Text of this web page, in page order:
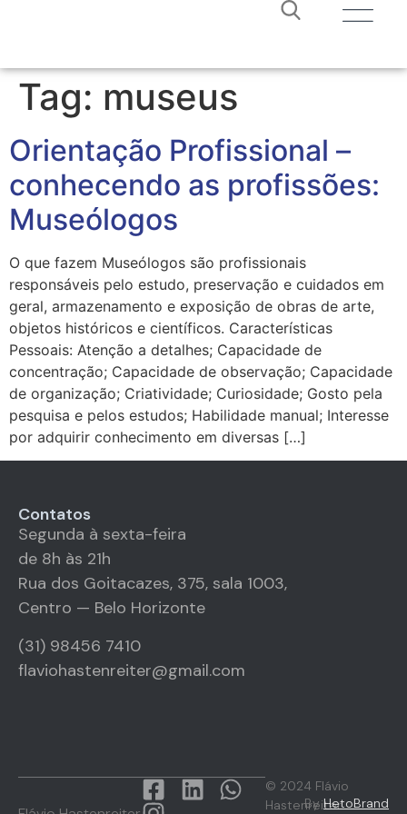
Tag: museus
Orientação Profissional –
conhecendo as profissões:
Museólogos
O que fazem Museólogos são profissionais
responsáveis pelo estudo, preservação e cuidados em
geral, armazenamento e exposição de obras de arte,
objetos históricos e científicos. Características
Pessoais: Atenção a detalhes; Capacidade de
concentração; Capacidade de observação; Capacidade
de organização; Criatividade; Curiosidade; Gosto pela
pesquisa e pelos estudos; Habilidade manual; Interesse
por adquirir conhecimento em diversas […]
Contatos
Segunda à sexta-feira
de 8h às 21h
Rua dos Goitacazes, 375, sala 1003,
Centro — Belo Horizonte
(31) 98456 7410
flaviohastenreiter@gmail.com
© 2024 Flávio
Hastenreiter
ByHetoBrand